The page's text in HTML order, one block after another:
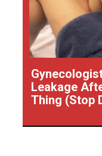
Leakage
Thing (Stop